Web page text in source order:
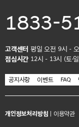
1833-
고객센터 평일 오전 9시 -
점심시간 12시 - 13시 (토·
공지사항 이벤트 FAQ
개인정보처리방침 | 이용약관